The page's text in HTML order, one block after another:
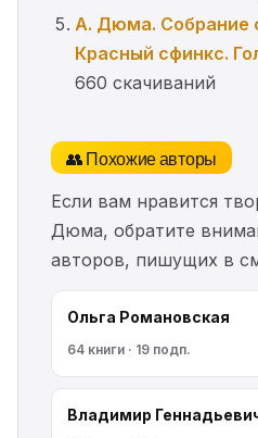
А. Дюма. Собрание
Красный сфинкс.
660 скачиваний
👥 Похожие авторы
Если вам нравится
Дюма, обратите
авторов, пишущих в
Ольга Романовская
64 книги · 19 подп.
Владимир